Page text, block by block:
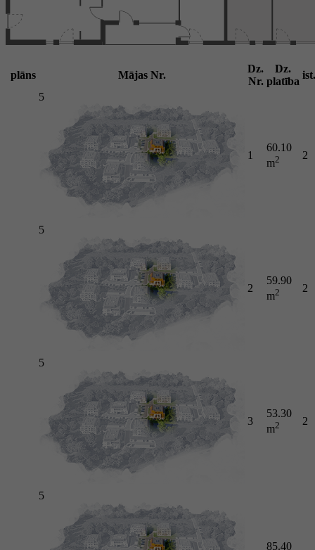
plāns Mājas Nr.
Dz.
Nr.
Dz.
platība
ist.
5
1
60.10
m2 2
5
2
59.90
m2 2
5
3
53.30
m2 2
5
85.40